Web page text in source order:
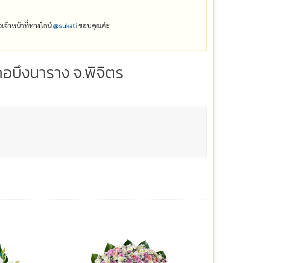
เจ้าหน้าที่ทางไลน์@‌sukati ขอบคุณค่ะ
บึงนาราง จ.พิจิตร